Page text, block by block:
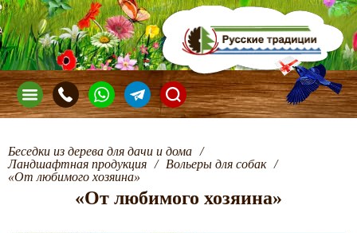
Беседки из дерева для дачи и дома /
Ландшафтная продукция / Вольеры для собак /
«От любимого хозяина»
«От любимого хозяина»